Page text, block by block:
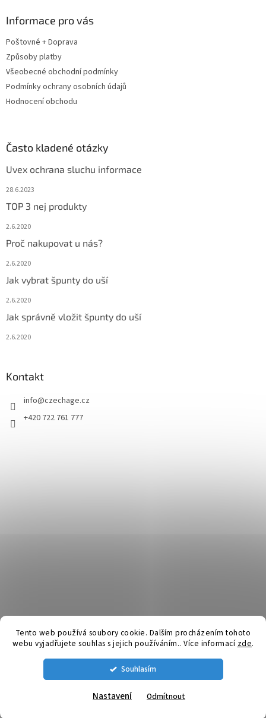
Tento web používá soubory cookie. Dalším procházením tohoto
webu vyjadřujete souhlas s jejich používáním.. Více informací zde.
Souhlasím
Nastavení Odmítnout
Informace pro vás
Poštovné + Doprava
Způsoby platby
Všeobecné obchodní podmínky
Podmínky ochrany osobních údajů
Hodnocení obchodu
Často kladené otázky
Uvex ochrana sluchu informace
28.6.2023
TOP 3 nej produkty
2.6.2020
Proč nakupovat u nás?
2.6.2020
Jak vybrat špunty do uší
2.6.2020
Jak správně vložit špunty do uší
2.6.2020
Kontakt
info@czechage.cz
+420 722 761 777
SpuntyDoUsi.cz